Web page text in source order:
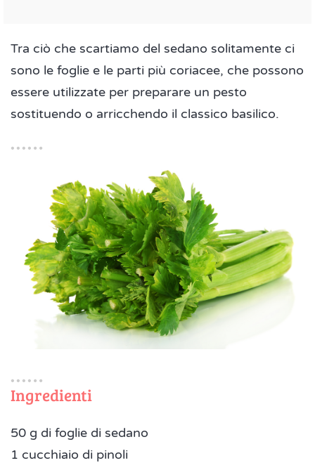
Tra ciò che scartiamo del sedano solitamente ci
sono le foglie e le parti più coriacee, che possono
essere utilizzate per preparare un pesto
sostituendo o arricchendo il classico basilico.
Ingredienti
50 g di foglie di sedano
1 cucchiaio di pinoli